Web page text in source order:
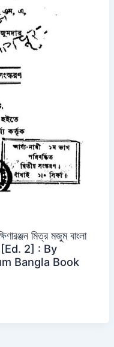
মিত্র মজুম বাংলা
[Ed. 2] : By
Bangla Book